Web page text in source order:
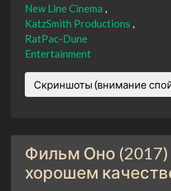
New Line Cinema
KatzSmith Productions
RatPac-Dune
Entertainment
Скриншоты (внимание
Фильм Оно (2017)
хорошем